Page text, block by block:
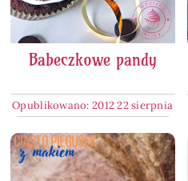
Babeczkowe pandy
Opublikowano: 2012 22 sierpnia